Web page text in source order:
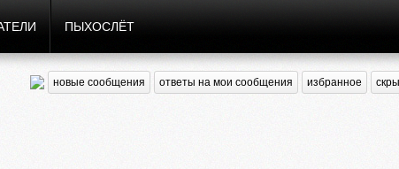
ПЫХОСЛЁТ
новые сообщения ответы на мои сообщения избранное